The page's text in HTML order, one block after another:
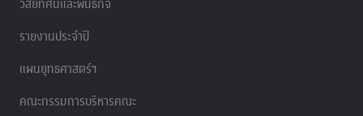
วิสัยทัศน์และพันธกิจ
รายงานประจำปี
แผนยุทธศาสตร์ฯ
คณะกรรมการบริหารคณะ